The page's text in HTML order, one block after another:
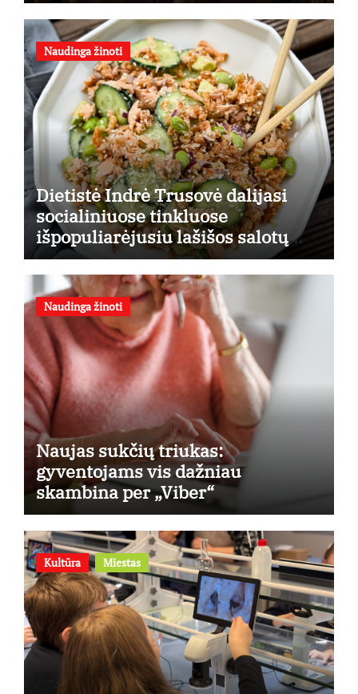
Naudinga žinoti
Dietistė Indrė Trusovė dalijasi
socialiniuose tinkluose
išpopuliarėjusiu lašišos salotų
receptu
Naudinga žinoti
Naujas sukčių triukas:
gyventojams vis dažniau
skambina per „Viber“
Kultūra Miestas